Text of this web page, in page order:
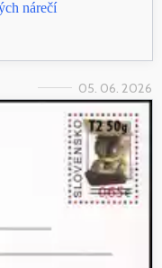
nárečí
05. 06. 2026